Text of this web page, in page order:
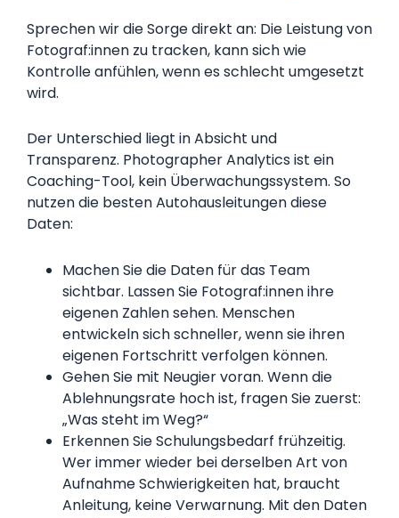
Sprechen wir die Sorge direkt an: Die Leistung von
Fotograf:innen zu tracken, kann sich wie
Kontrolle anfühlen, wenn es schlecht umgesetzt
wird.
Der Unterschied liegt in Absicht und
Transparenz. Photographer Analytics ist ein
Coaching-Tool, kein Überwachungssystem. So
nutzen die besten Autohausleitungen diese
Daten:
Machen Sie die Daten für das Team
sichtbar. Lassen Sie Fotograf:innen ihre
eigenen Zahlen sehen. Menschen
entwickeln sich schneller, wenn sie ihren
eigenen Fortschritt verfolgen können.
Gehen Sie mit Neugier voran. Wenn die
Ablehnungsrate hoch ist, fragen Sie zuerst:
„Was steht im Weg?“
Erkennen Sie Schulungsbedarf frühzeitig.
Wer immer wieder bei derselben Art von
Aufnahme Schwierigkeiten hat, braucht
Anleitung, keine Verwarnung. Mit den Daten